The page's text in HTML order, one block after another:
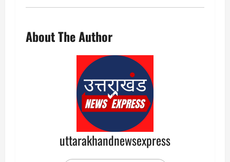
About The Author
uttarakhandnewsexpress